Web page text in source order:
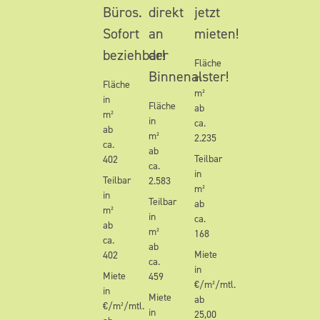
Büros.
Sofort
beziehbar!
Fläche
in
m²
ab
ca.
402
Teilbar
in
m²
ab
ca.
402
Miete
in
€/m²/mtl.
direkt
an
der
Binnenalster!
Fläche
in
m²
ab
ca.
2.583
Teilbar
in
m²
ab
ca.
459
Miete
in
jetzt
mieten!
Fläche
in
m²
ab
ca.
2.235
Teilbar
in
m²
ab
ca.
168
Miete
in
€/m²/mtl.
ab
25,00